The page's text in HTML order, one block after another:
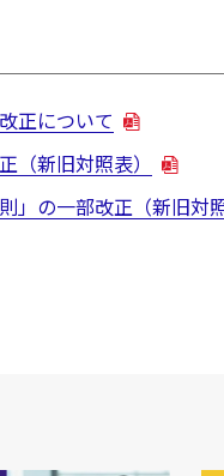
正について
（新旧対照表）
」の一部改正（新旧対照